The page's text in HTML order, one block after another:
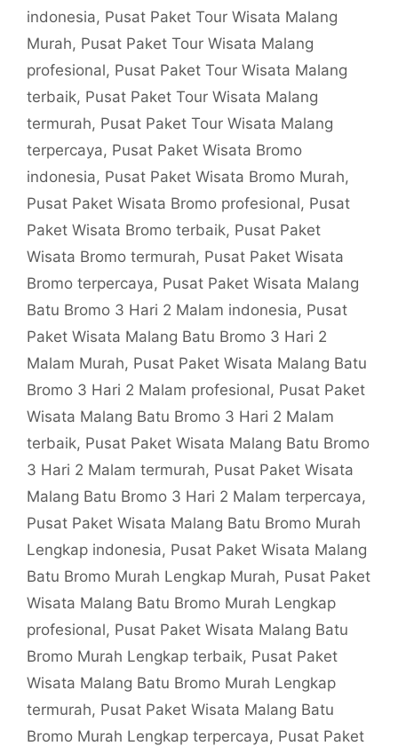
indonesia, Pusat Paket Tour Wisata Malang
Murah, Pusat Paket Tour Wisata Malang
profesional, Pusat Paket Tour Wisata Malang
terbaik, Pusat Paket Tour Wisata Malang
termurah, Pusat Paket Tour Wisata Malang
terpercaya, Pusat Paket Wisata Bromo
indonesia, Pusat Paket Wisata Bromo Murah,
Pusat Paket Wisata Bromo profesional, Pusat
Paket Wisata Bromo terbaik, Pusat Paket
Wisata Bromo termurah, Pusat Paket Wisata
Bromo terpercaya, Pusat Paket Wisata Malang
Batu Bromo 3 Hari 2 Malam indonesia, Pusat
Paket Wisata Malang Batu Bromo 3 Hari 2
Malam Murah, Pusat Paket Wisata Malang Batu
Bromo 3 Hari 2 Malam profesional, Pusat Paket
Wisata Malang Batu Bromo 3 Hari 2 Malam
terbaik, Pusat Paket Wisata Malang Batu Bromo
3 Hari 2 Malam termurah, Pusat Paket Wisata
Malang Batu Bromo 3 Hari 2 Malam terpercaya,
Pusat Paket Wisata Malang Batu Bromo Murah
Lengkap indonesia, Pusat Paket Wisata Malang
Batu Bromo Murah Lengkap Murah, Pusat Paket
Wisata Malang Batu Bromo Murah Lengkap
profesional, Pusat Paket Wisata Malang Batu
Bromo Murah Lengkap terbaik, Pusat Paket
Wisata Malang Batu Bromo Murah Lengkap
termurah, Pusat Paket Wisata Malang Batu
Bromo Murah Lengkap terpercaya, Pusat Paket